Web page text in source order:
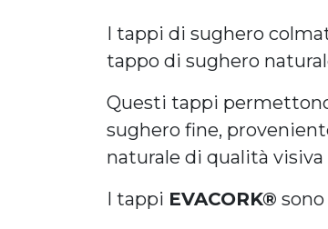
I tappi di sughero
tappo di sughero
Questi tappi
sughero fine,
naturale di qualità
I tappi EVACORK®